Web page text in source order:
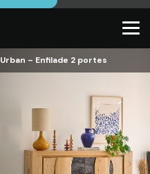
Urban – Enfilade 2 portes